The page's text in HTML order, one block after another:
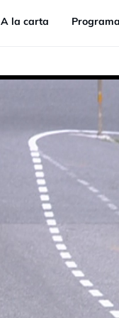
A la carta